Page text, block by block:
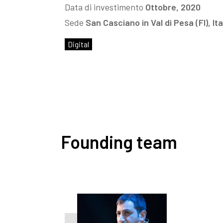
Data di investimento Ottobre, 2020
Sede San Casciano in Val di Pesa (FI),
Digital
Founding team